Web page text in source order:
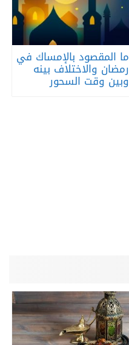
ما المقصود بالإمساك في
رمضان والاختلاف بينه
وبين وقت السحور